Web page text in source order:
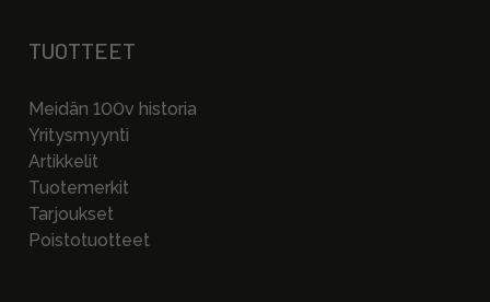
TUOTTEET
Meidän 100v historia
Yritysmyynti
Artikkelit
Tuotemerkit
Tarjoukset
Poistotuotteet